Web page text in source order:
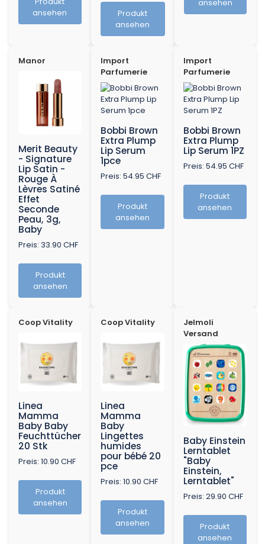
ansehen
Produkt
ansehen
ansehen
Manor
Merit Beauty
- Signature
Lip Satin -
Rouge À
Lèvres Satiné
Effet
Seconde
Peau, 3g,
Baby
Preis: 33.90 CHF
Produkt
ansehen
Import
Parfumerie
Bobbi Brown
Extra Plump
Lip Serum
1pce
Preis: 54.95 CHF
Produkt
ansehen
Import
Parfumerie
Bobbi Brown
Extra Plump
Lip Serum 1PZ
Preis: 54.95 CHF
Produkt
ansehen
Coop Vitality
Linea
Mamma
Baby Baby
Feuchttücher
20 Stk
Preis: 10.90 CHF
Produkt
ansehen
Coop Vitality
Linea
Mamma
Baby
Lingettes
humides
pour bébé 20
pce
Preis: 10.90 CHF
Produkt
ansehen
Jelmoli
Versand
Baby Einstein
Lerntablet
"Baby
Einstein,
Lerntablet"
Preis: 29.90 CHF
Produkt
ansehen